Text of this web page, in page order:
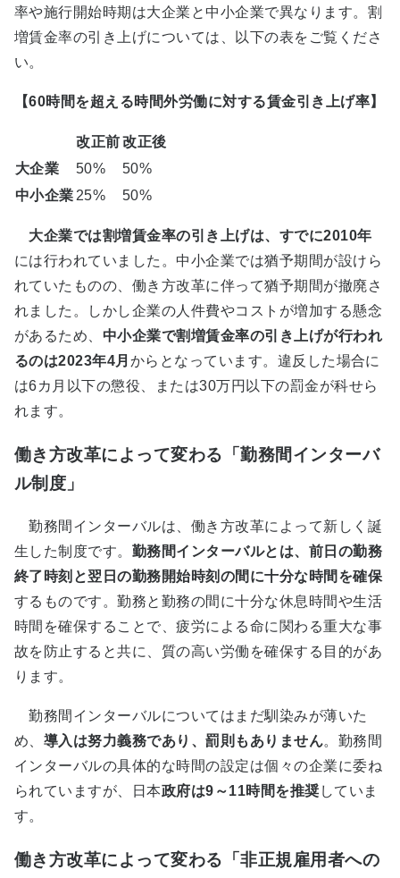
率や施行開始時期は大企業と中小企業で異なります。割
増賃金率の引き上げについては、以下の表をご覧くださ
い。
【60時間を超える時間外労働に対する賃金引き上げ率】
改正前改正後
大企業
50%
50%
中小企業 25% 50%
大企業では割増賃金率の引き上げは、すでに2010年
には行われていました。中小企業では猶予期間が設けら
れていたものの、働き方改革に伴って猶予期間が撤廃さ
れました。しかし企業の人件費やコストが増加する懸念
があるため、 中小企業で割増賃金率の引き上げが行われ
るのは2023年4月 からとなっています。違反した場合に
は6カ月以下の懲役、または30万円以下の罰金が科せら
れます。
働き方改革によって変わる「勤務間インターバ
ル制度」
勤務間インターバルは、働き方改革によって新しく誕
生した制度です。 勤務間インターバルとは、前日の勤務
終了時刻と翌日の勤務開始時刻の間に十分な時間を確保
するものです。勤務と勤務の間に十分な休息時間や生活
時間を確保することで、疲労による命に関わる重大な事
故を防止すると共に、質の高い労働を確保する目的があ
ります。
勤務間インターバルについてはまだ馴染みが薄いた
め、 導入は努力義務であり、罰則もありません。勤務間
インターバルの具体的な時間の設定は個々の企業に委ね
られていますが、日本政府は9～11時間を推奨 していま
す。
働き方改革によって変わる「非正規雇用者への